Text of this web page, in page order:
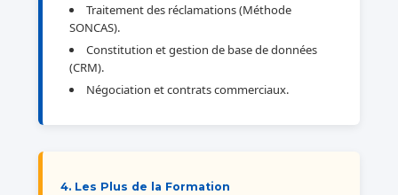
Traitement des réclamations (Méthode
SONCAS).
Constitution et gestion de base de données
(CRM).
Négociation et contrats commerciaux.
4. Les Plus de la Formation